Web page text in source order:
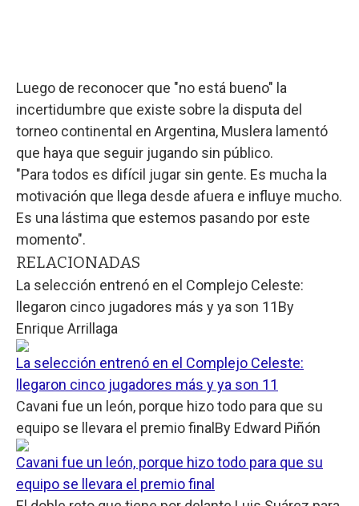
Luego de reconocer que "no está bueno" la
incertidumbre que existe sobre la disputa del
torneo continental en Argentina, Muslera lamentó
que haya que seguir jugando sin público.
"Para todos es difícil jugar sin gente. Es mucha la
motivación que llega desde afuera e influye mucho.
Es una lástima que estemos pasando por este
momento".
RELACIONADAS
La selección entrenó en el Complejo Celeste:
llegaron cinco jugadores más y ya son 11By
Enrique Arrillaga
La selección entrenó en el Complejo Celeste:
llegaron cinco jugadores más y ya son 11
Cavani fue un león, porque hizo todo para que su
equipo se llevara el premio final By Edward Piñón
Cavani fue un león, porque hizo todo para que su
equipo se llevara el premio final